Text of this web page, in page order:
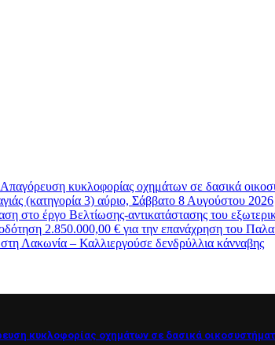
κυκλοφορίας οχημάτων σε δασικά
(κατηγορία 3) αύριο, Σάββατο 8 Αυγούστου 2026
έργο Βελτίωσης-αντικατάστασης του
2.850.000,00 € για την επανάχρηση του
Λακωνία – Καλλιεργούσε δενδρύλλια κάνναβης
κυκλοφορίας οχημάτων σε δασικά